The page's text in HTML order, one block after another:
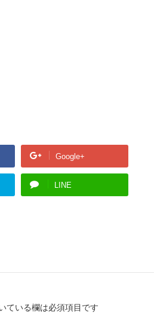
Google+
LINE
ている欄は必須項目です